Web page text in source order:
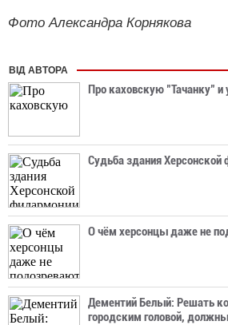
Фото Александра Корнякова
ВІД АВТОРА
Про каховскую "Тачанку" и
Судьба здания Херсонской
О чём херсонцы даже не
Дементий Белый: Решать
городским головой,